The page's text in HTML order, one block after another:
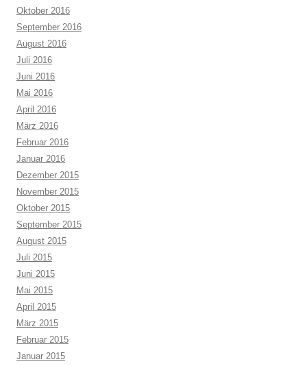
Oktober 2016
September 2016
August 2016
Juli 2016
Juni 2016
Mai 2016
April 2016
März 2016
Februar 2016
Januar 2016
Dezember 2015
November 2015
Oktober 2015
September 2015
August 2015
Juli 2015
Juni 2015
Mai 2015
April 2015
März 2015
Februar 2015
Januar 2015